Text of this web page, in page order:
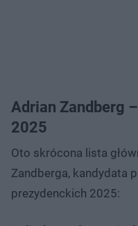
Adrian Zandberg
2025
Oto skrócona lista
Zandberga, kandydata
prezydenckich 2025: